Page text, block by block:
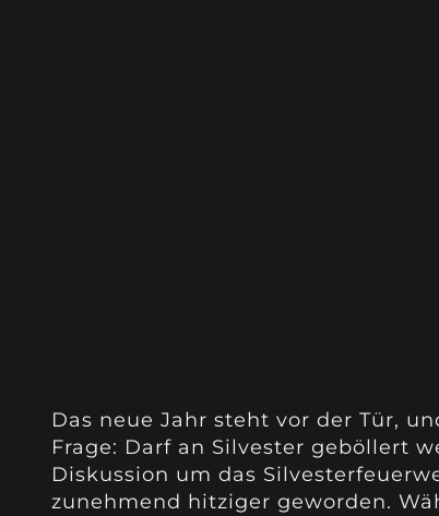
Das neue Jahr steht vor der Tür,
Frage: Darf an Silvester geböllert
Diskussion um das
zunehmend hitziger geworden.